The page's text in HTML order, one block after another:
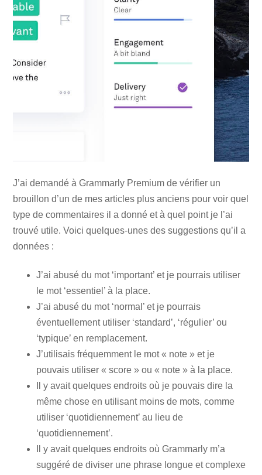
J’ai demandé à Grammarly Premium de vérifier un
brouillon d’un de mes articles plus anciens pour voir quel
type de commentaires il a donné et à quel point je l’ai
trouvé utile. Voici quelques-unes des suggestions qu’il a
données :
J’ai abusé du mot ‘important’ et je pourrais utiliser
le mot ‘essentiel’ à la place.
J’ai abusé du mot ‘normal’ et je pourrais
éventuellement utiliser ‘standard’, ‘régulier’ ou
‘typique’ en remplacement.
J’utilisais fréquemment le mot « note » et je
pouvais utiliser « score » ou « note » à la place.
Il y avait quelques endroits où je pouvais dire la
même chose en utilisant moins de mots, comme
utiliser ‘quotidiennement’ au lieu de
‘quotidiennement’.
Il y avait quelques endroits où Grammarly m’a
suggéré de diviser une phrase longue et complexe